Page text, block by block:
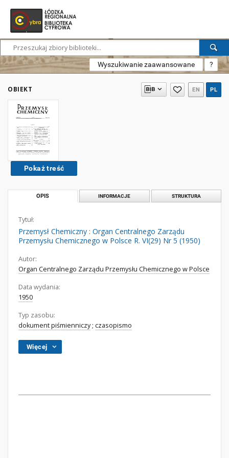
Wyszukiwanie zaawansowane ?
OBIEKT EN PL
Pokaż treść
OPIS INFORMACJE STRUKTURA
Tytuł:
Przemysł Chemiczny : Organ Centralnego Zarządu
Przemysłu Chemicznego w Polsce R. VI(29) Nr 5 (1950)
Autor:
Organ Centralnego Zarządu Przemysłu Chemicznego w Polsce
Data wydania:
1950
Typ zasobu:
dokument piśmienniczy; czasopismo
Więcej